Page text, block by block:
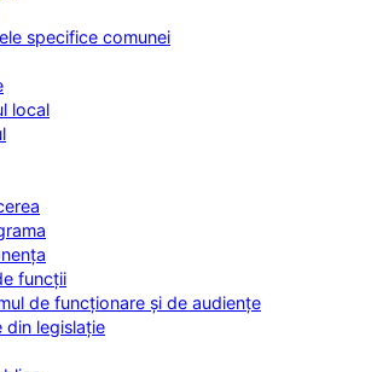
specifice comunei
local
funcții
de funcționare și de audiențe
din legislație